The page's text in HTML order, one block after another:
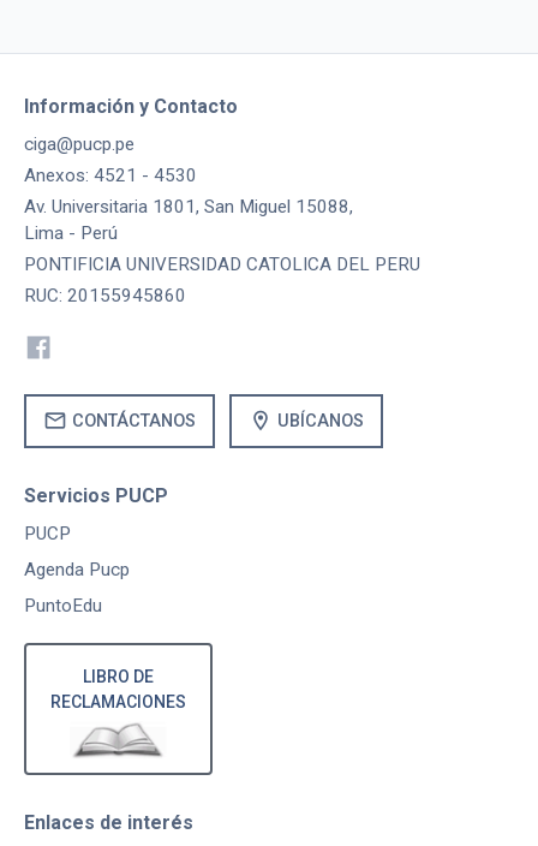
Información y Contacto
ciga@pucp.pe
Anexos: 4521 - 4530
Av. Universitaria 1801, San Miguel 15088,
Lima - Perú
PONTIFICIA UNIVERSIDAD CATOLICA DEL PERU
RUC: 20155945860
mail CONTÁCTANOS location_on UBÍCANOS
Servicios PUCP
PUCP
Agenda Pucp
PuntoEdu
LIBRO DE
RECLAMACIONES
Enlaces de interés